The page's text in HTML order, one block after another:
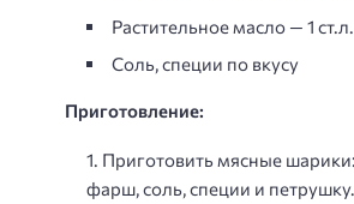
Растительное масло — 1 ст.л.
Соль, специи по вкусу
Приготовление:
Приготовить мясные
фарш, соль, специи и